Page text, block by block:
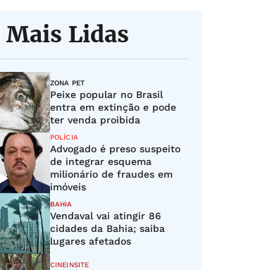
Mais Lidas
ZONA PET
Peixe popular no Brasil
entra em extinção e pode
ter venda proibida
POLÍCIA
Advogado é preso suspeito
de integrar esquema
milionário de fraudes em
imóveis
BAHIA
Vendaval vai atingir 86
cidades da Bahia; saiba
lugares afetados
CINEINSITE